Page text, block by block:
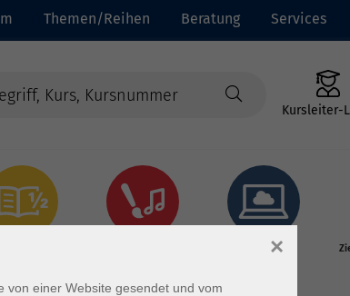
Themen/Reihen Beratung Services
Kursleiter-
Online-Kurse
von einer Website gesendet und vom
×